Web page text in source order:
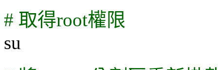
# 取得root權限
su